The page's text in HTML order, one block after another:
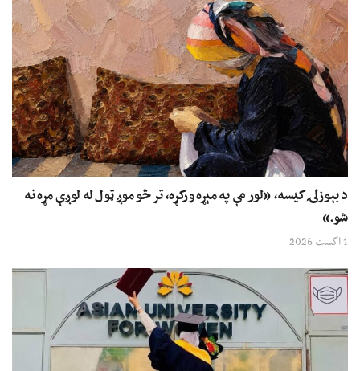
د بېوزلۍ کیسه، «لور مې په مېړه ورکړه، تر څو موږ ټول له لوږې مړه نه
شو.»
1 اگست 2026